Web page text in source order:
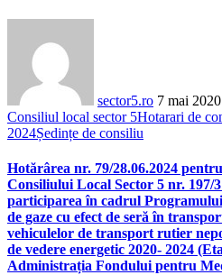
sector5.ro 7 mai 2020
Consiliul local sector 5Hotarari de
2024Ședințe de consiliu
Hotărârea nr. 79/28.06.2024
Consiliului Local Sector 5 nr. 197/
participarea în cadrul
de gaze cu efect de seră în
vehiculelor de transport rutier
de vedere energetic 2020- 2024
Administrația Fondului pentru